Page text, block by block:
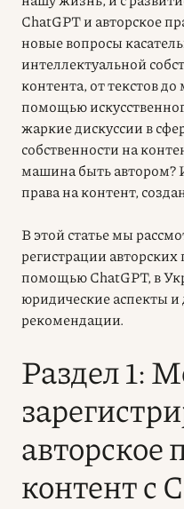
ChatGPT и авторское
новые вопросы
интеллектуальной
контента, от текстов до
помощью
жаркие дискуссии в
собственности на
машина быть автором?
права на контент,
В этой статье мы
регистрации
помощью ChatGPT, в
юридические аспекты
рекомендации.
Раздел 1:
авторское
контент с